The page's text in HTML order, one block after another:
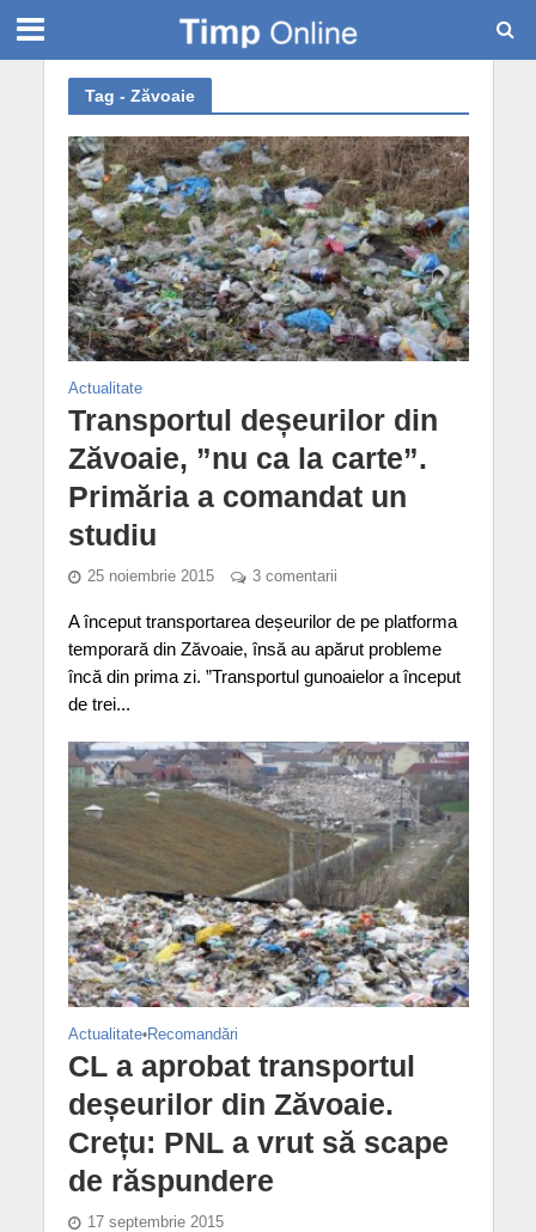
Tag - Zăvoaie
Actualitate
Transportul deșeurilor din
Zăvoaie, ”nu ca la carte”.
Primăria a comandat un
studiu
25 noiembrie 2015 3 comentarii
A început transportarea deșeurilor de pe platforma
temporară din Zăvoaie, însă au apărut probleme
încă din prima zi. ”Transportul gunoaielor a început
de trei...
Actualitate•Recomandări
CL a aprobat transportul
deșeurilor din Zăvoaie.
Crețu: PNL a vrut să scape
de răspundere
17 septembrie 2015